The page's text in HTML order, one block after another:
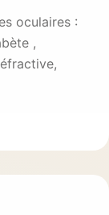
oculaires :
,